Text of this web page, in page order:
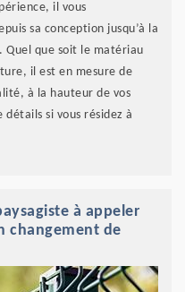
il vous
sa conception jusqu’à la
Quel que soit le matériau
il est en mesure de
à la hauteur de vos
si vous résidez à
à appeler
changement de